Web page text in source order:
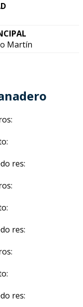
Martín
res:
res:
res: